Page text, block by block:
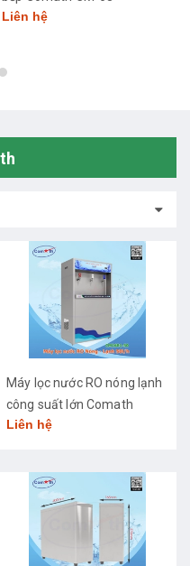
Liên hệ
Máy lọc nước RO nóng lạnh
công suất lớn Comath
CM2681-50
Liên hệ